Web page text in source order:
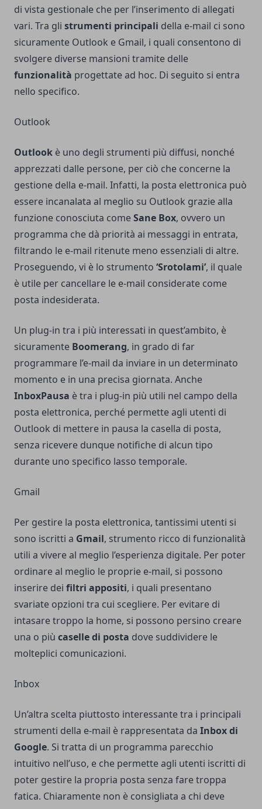
di vista gestionale che per l’inserimento di allegati
vari. Tra gli strumenti principali della e-mail ci sono
sicuramente Outlook e Gmail, i quali consentono di
svolgere diverse mansioni tramite delle
funzionalità progettate ad hoc. Di seguito si entra
nello specifico.
Outlook
Outlook è uno degli strumenti più diffusi, nonché
apprezzati dalle persone, per ciò che concerne la
gestione della e-mail. Infatti, la posta elettronica può
essere incanalata al meglio su Outlook grazie alla
funzione conosciuta comeSane Box, ovvero un
programma che dà priorità ai messaggi in entrata,
filtrando le e-mail ritenute meno essenziali di altre.
Proseguendo, vi è lo strumento ‘Srotolami’, il quale
è utile per cancellare le e-mail considerate come
posta indesiderata.
Un plug-in tra i più interessati in quest’ambito, è
sicuramente Boomerang, in grado di far
programmare l’e-mail da inviare in un determinato
momento e in una precisa giornata. Anche
InboxPausa è tra i plug-in più utili nel campo della
posta elettronica, perché permette agli utenti di
Outlook di mettere in pausa la casella di posta,
senza ricevere dunque notifiche di alcun tipo
durante uno specifico lasso temporale.
Gmail
Per gestire la posta elettronica, tantissimi utenti si
sono iscritti a Gmail, strumento ricco di funzionalità
utili a vivere al meglio l’esperienza digitale. Per poter
ordinare al meglio le proprie e-mail, si possono
inserire dei filtri appositi, i quali presentano
svariate opzioni tra cui scegliere. Per evitare di
intasare troppo la home, si possono persino creare
una o più caselle di posta dove suddividere le
molteplici comunicazioni.
Inbox
Un’altra scelta piuttosto interessante tra i principali
strumenti della e-mail è rappresentata da Inbox di
Google. Si tratta di un programma parecchio
intuitivo nell’uso, e che permette agli utenti iscritti di
poter gestire la propria posta senza fare troppa
fatica. Chiaramente non è consigliata a chi deve